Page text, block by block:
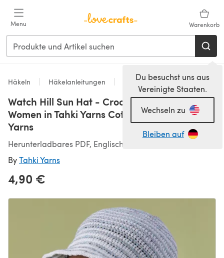
Menu Warenkorb
Du besuchst uns aus
Vereinigte Staaten.
Wechseln zu
Bleiben auf
Häkeln Häkelanleitungen Hats
Watch Hill Sun Hat - Crochet Pattern for
Women in Tahki Yarns Cotton Classic by Tahki
Yarns
Herunterladbares PDF, Englisch
ByTahki Yarns
4,90 €